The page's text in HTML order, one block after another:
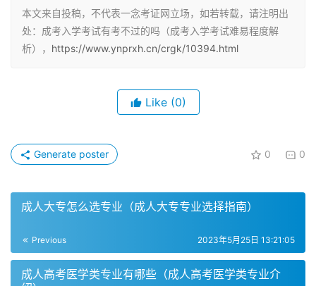
命题难度
并不是我们想象的特别简单。如果在考试之前几个月都不复
习，同样有可能会出现录取不上的情况，即使是成人高考。
只有三门和四门，比高考要简单很多，但是仍需要认真备
考。
及格分数线
成人高考总分为450分，成人高考要参加全国统一的入学考
试。根据往年录取分数线，考生达到150分左右就可以被录
取。只要是考试、考核，就会存在考不过的情况。如果成绩
本文来自投稿，不代表一念考证网立场，如若转载，请注明出
处：成考入学考试有考不过的吗（成考入学考试难易程度解
析）， https://www.ynprxh.cn/crgk/10394.html
Like (0)
0 0
Generate poster
成人大专怎么选专业（成人大专专业选择指南）
Previous 2023年5月25日 13:21:05
成人高考医学类专业有哪些（成人高考医学类专业介